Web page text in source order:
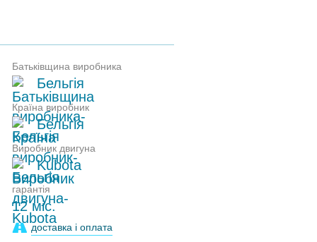
Батьківщина виробника
Бельгія
Країна виробник
Бельгія
Виробник двигуна
Kubota
гарантія
12 міс.
доставка і оплата